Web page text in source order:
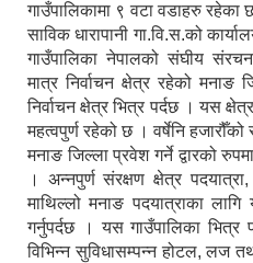
गाउँपालिकामा ९ वटा वडाहरु
साविक धारापानी गा.वि.स.को
गाउँपालिका नेपालको संघीय
मात्र निर्वाचन क्षेत्र रहेको मनाङ
निर्वाचन क्षेत्र भित्र पर्दछ । यस
महत्वपुर्ण रहेको छ । वर्षेनि
मनाङ जिल्ला प्रवेश गर्ने द्वारको
। अन्नपुर्ण संरक्षण क्षेत्र
माथिल्लो मनाङ पदयात्राका
गर्नुपर्दछ । यस गाउँपालिका
विभिन्न सुविधासम्पन्न होटल, लज